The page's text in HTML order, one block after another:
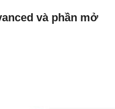
và phần mở